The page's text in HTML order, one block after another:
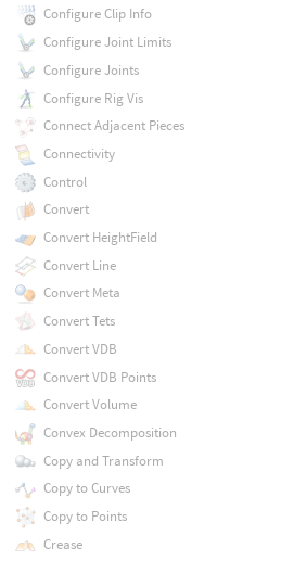
Configure Clip Info
Configure Joint Limits
Configure Joints
Configure Rig Vis
Connect Adjacent Pieces
Connectivity
Control
Convert
Convert HeightField
Convert Line
Convert Meta
Convert Tets
Convert VDB
Convert VDB Points
Convert Volume
Convex Decomposition
Copy and Transform
Copy to Curves
Copy to Points
Crease